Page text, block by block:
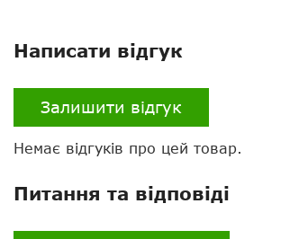
Написати відгук
Залишити відгук
Немає відгуків про цей товар.
Питання та відповіді